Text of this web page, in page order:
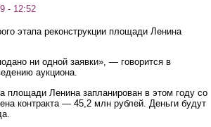
- 12:52
этапа реконструкции площади Ленина
ни одной заявки», — говорится в
аукциона.
площади Ленина запланирован в этом году со
контракта — 45,2 млн рублей. Деньги будут